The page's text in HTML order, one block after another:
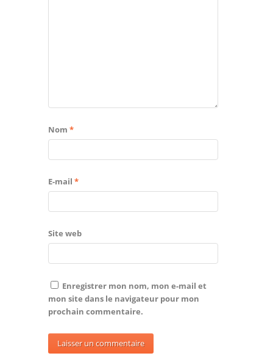
Nom *
E-mail *
Site web
Enregistrer mon nom, mon e-mail et
mon site dans le navigateur pour mon
prochain commentaire.